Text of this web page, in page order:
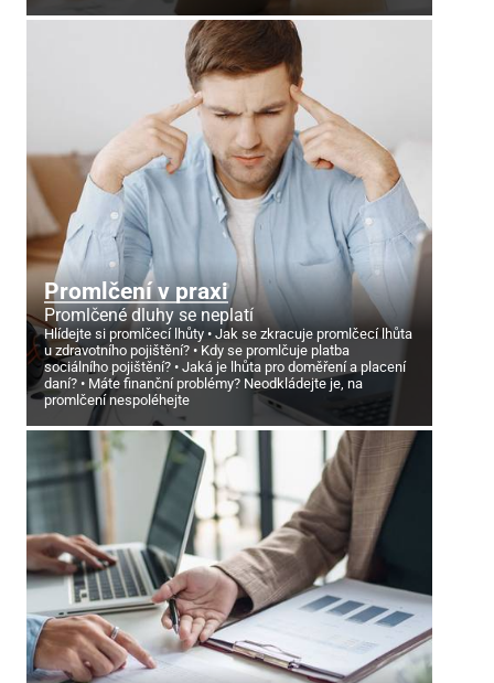
Promlčení v praxi
Promlčené dluhy se neplatí
Hlídejte si promlčecí lhůty
Jak se zkracuje promlčecí lhůta
u zdravotního pojištění?
Kdy se promlčuje platba
sociálního pojištění?
Jaká je lhůta pro doměření a placení
daní?
Máte finanční problémy? Neodkládejte je, na
promlčení nespoléhejte